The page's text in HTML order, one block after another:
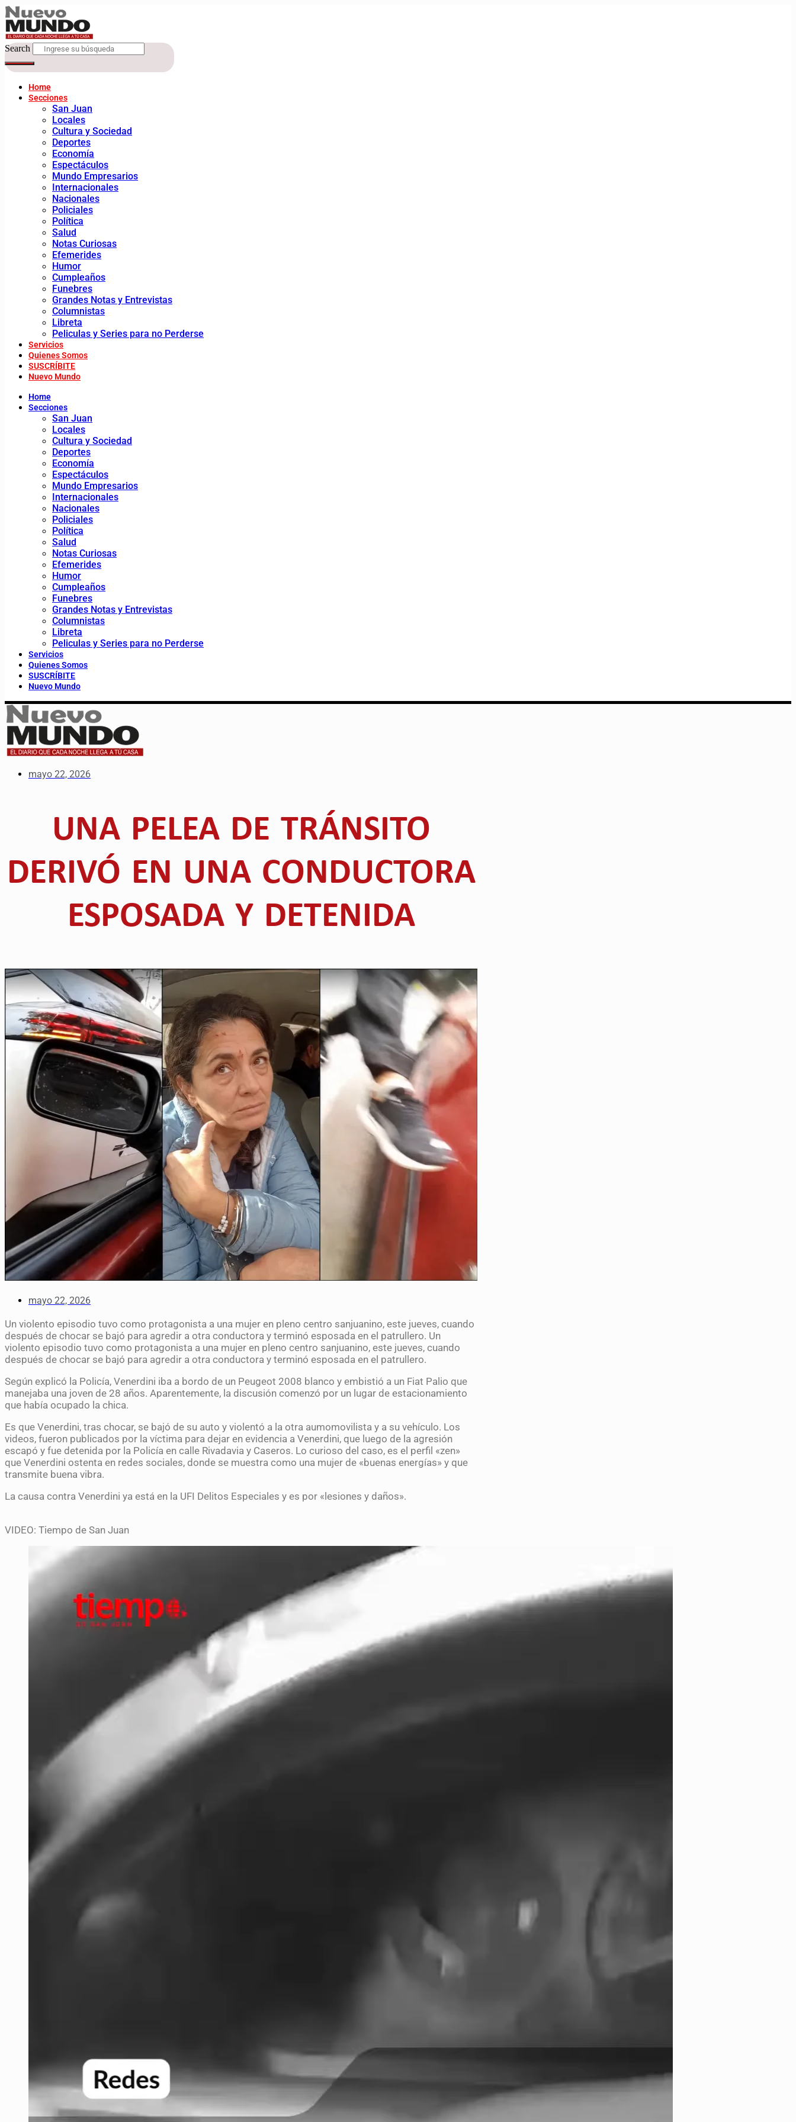
Search
Home
Secciones
San Juan
Locales
Cultura y Sociedad
Deportes
Economía
Espectáculos
Mundo Empresarios
Internacionales
Nacionales
Policiales
Política
Salud
Notas Curiosas
Efemerides
Humor
Cumpleaños
Funebres
Grandes Notas y Entrevistas
Columnistas
Libreta
Peliculas y Series para no Perderse
Servicios
Quienes Somos
SUSCRÍBITE
Nuevo Mundo
Home
Secciones
San Juan
Locales
Cultura y Sociedad
Deportes
Economía
Espectáculos
Mundo Empresarios
Internacionales
Nacionales
Policiales
Política
Salud
Notas Curiosas
Efemerides
Humor
Cumpleaños
Funebres
Grandes Notas y Entrevistas
Columnistas
Libreta
Peliculas y Series para no Perderse
Servicios
Quienes Somos
SUSCRÍBITE
Nuevo Mundo
mayo 22, 2026
UNA PELEA DE TRÁNSITO
DERIVÓ EN UNA CONDUCTORA
ESPOSADA Y DETENIDA
mayo 22, 2026
Un violento episodio tuvo como protagonista a una mujer en pleno centro sanjuanino, este jueves, cuando
después de chocar se bajó para agredir a otra conductora y terminó esposada en el patrullero. Un
violento episodio tuvo como protagonista a una mujer en pleno centro sanjuanino, este jueves, cuando
después de chocar se bajó para agredir a otra conductora y terminó esposada en el patrullero.
Según explicó la Policía, Venerdini iba a bordo de un Peugeot 2008 blanco y embistió a un Fiat Palio que
manejaba una joven de 28 años. Aparentemente, la discusión comenzó por un lugar de estacionamiento
que había ocupado la chica.
Es que Venerdini, tras chocar, se bajó de su auto y violentó a la otra aumomovilista y a su vehículo. Los
videos, fueron publicados por la víctima para dejar en evidencia a Venerdini, que luego de la agresión
escapó y fue detenida por la Policía en calle Rivadavia y Caseros. Lo curioso del caso, es el perfil «zen»
que Venerdini ostenta en redes sociales, donde se muestra como una mujer de «buenas energías» y que
transmite buena vibra.
La causa contra Venerdini ya está en la UFI Delitos Especiales y es por «lesiones y daños».
VIDEO: Tiempo de San Juan